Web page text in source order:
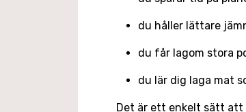
du håller lättare
du får lagom stora
du lär dig laga mat
Det är ett enkelt sätt att